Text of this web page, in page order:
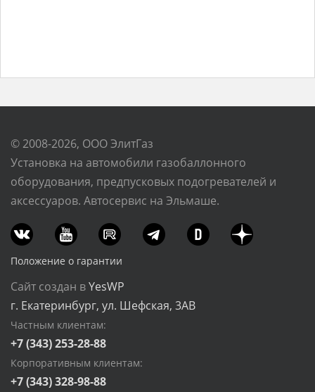
© 2008-2026, ООО ЭлитГаз
Установка на автомобили газобаллонного
оборудования, предпусковых подогревателей и
аксессуаров. Автосервис на Эльмаше.
Положение о гарантии
Сайт создан вYesWP
г. Екатеринбург, ул. Шефская, 3АВ
Частным клиентам:
+7 (343) 253-28-88
Корпоративным клиентам:
+7 (343) 328-98-88